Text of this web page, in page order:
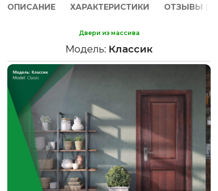
ОПИСАНИЕ ХАРАКТЕРИСТИКИ ОТЗЫВЫ (0)
Двери из массива
Модель: Классик